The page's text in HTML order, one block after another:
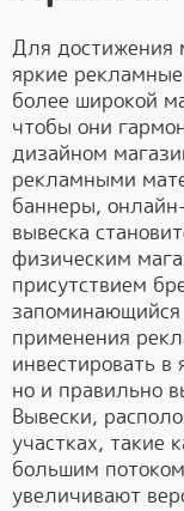
Для достижения
яркие
более широкой
чтобы они
дизайном
рекламными
баннеры,
вывеска
физическим
присутствием
применения
инвестировать
но и правильно
Вывески,
участках, такие
большим
увеличивают